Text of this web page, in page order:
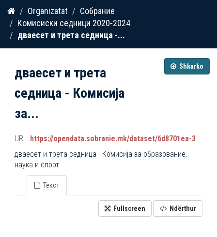
Kalo
përmbajtja
Organizatat
Собрание
Комисиски седници 2020-2024
дваесет и трета седница -...
Shkarko
дваесет и трета
седница - Комисија
за...
URL: https://opendata.sobranie.mk/dataset/6d8701ea-3a42-465d-8f88-639bc6dc1a8e/resource/8edcbd19-5752-425a-b6b2-4558f3af9ecd/download/komisiski_sednici.json
дваесет и трета седница - Комисија за образование,
наука и спорт
Текст
Fullscreen Ndërthur